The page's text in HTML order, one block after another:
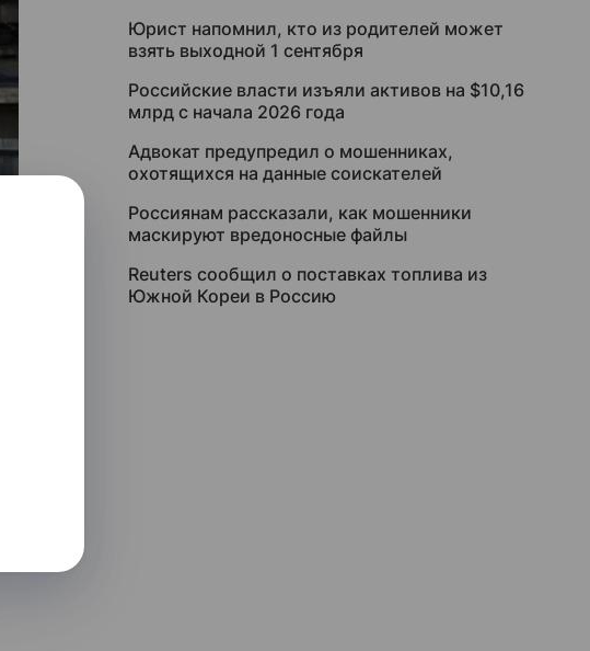
Юрист напомнил, кто из родителей может
взять выходной 1 сентября
Российские власти изъяли активов на $10,16
млрд с начала 2026 года
Адвокат предупредил о мошенниках,
охотящихся на данные соискателей
Россиянам рассказали, как мошенники
маскируют вредоносные файлы
Reuters сообщил о поставках топлива из
Южной Кореи в Россию